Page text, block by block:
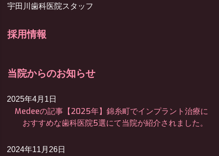
宇田川歯科医院スタッフ
採用情報
当院からのお知らせ
Medeeの記事【2025年】錦糸町でインプラント治療に
おすすめな歯科医院5選にて当院が紹介されました。
2025年4月1日
2024年11月26日